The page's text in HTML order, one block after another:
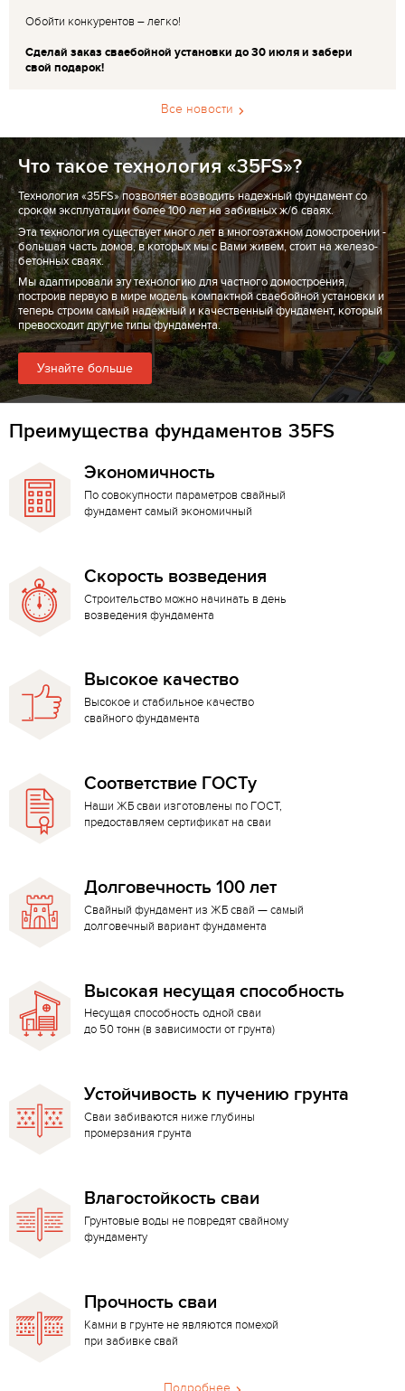
Обойти конкурентов – легко!
Сделай заказ сваебойной установки до 30 июля и забери
свой подарок!
Все новости
Что такое технология «35FS»?
Технология «35FS» позволяет возводить надежный фундамент со
сроком эксплуатации более 100 лет на забивных ж/б сваях.
Эта технология существует много лет в многоэтажном домостроении -
большая часть домов, в которых мы с Вами живем, стоит на железо-
бетонных сваях.
Мы адаптировали эту технологию для частного домостроения,
построив первую в мире модель компактной сваебойной установки и
теперь строим самый надежный и качественный фундамент, который
превосходит другие типы фундамента.
Узнайте больше
Преимущества фундаментов 35FS
Экономичность
По совокупности параметров свайный
фундамент самый экономичный
Скорость возведения
Строительство можно начинать в день
возведения фундамента
Высокое качество
Высокое и стабильное качество
свайного фундамента
Соответствие ГОСТу
Наши ЖБ сваи изготовлены по ГОСТ,
предоставляем сертификат на сваи
Долговечность 100 лет
Свайный фундамент из ЖБ свай — самый
долговечный вариант фундамента
Высокая несущая способность
Несущая способность одной сваи
до 50 тонн (в зависимости от грунта)
Устойчивость к пучению грунта
Сваи забиваются ниже глубины
промерзания грунта
Влагостойкость сваи
Грунтовые воды не повредят свайному
фундаменту
Прочность сваи
Камни в грунте не являются помехой
при забивке свай
Подробнее